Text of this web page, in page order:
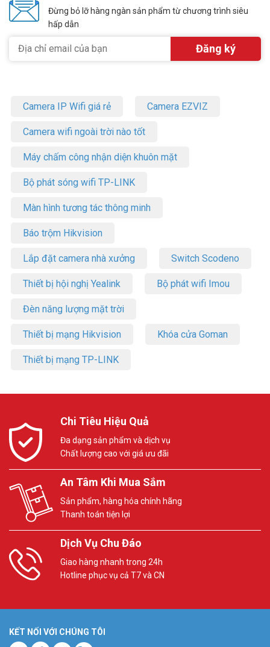
Đừng bỏ lỡ hàng ngàn sản phẩm từ chương trình siêu
hấp dẫn
Camera IP Wifi giá rẻ Camera EZVIZ
Camera wifi ngoài trời nào tốt
Máy chấm công nhận diện khuôn mặt
Bộ phát sóng wifi TP-LINK
Màn hình tương tác thông minh
Báo trộm Hikvision
Lắp đặt camera nhà xưởng Switch Scodeno
Thiết bị hội nghị Yealink Bộ phát wifi Imou
Đèn năng lượng mặt trời
Thiết bị mạng Hikvision Khóa cửa Goman
Thiết bị mạng TP-LINK
Chi Tiêu Hiệu Quả
Đa dạng sản phẩm và dịch vụ
Chất lượng cao với giá ưu đãi
An Tâm Khi Mua Sắm
Sản phẩm, hàng hóa chính hãng
Thanh toán tiện lợi
Dịch Vụ Chu Đáo
Giao hàng nhanh trong 24h
Hotline phục vụ cả T7 và CN
KẾT NỐI VỚI CHÚNG TÔI